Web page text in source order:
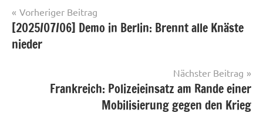
Beitragsnavigation
Vorheriger Beitrag
[2025/07/06] Demo in Berlin: Brennt alle Knäste
nieder
Nächster Beitrag
Frankreich: Polizeieinsatz am Rande einer
Mobilisierung gegen den Krieg